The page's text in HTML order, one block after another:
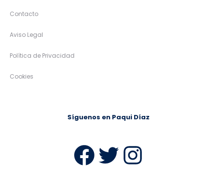
Contacto
Aviso Legal
Política de Privacidad
Cookies
Síguenos en Paqui Díaz
Facebook
Twitter